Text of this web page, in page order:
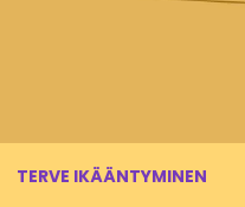
TERVE IKÄÄNTYMINEN